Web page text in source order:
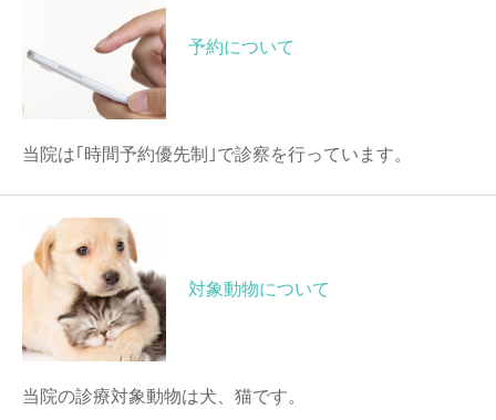
予約について
当院は｢時間予約優先制｣で診察を行っています。
対象動物について
当院の診療対象動物は犬、猫です。